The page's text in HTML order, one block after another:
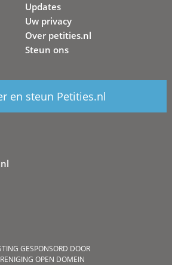
Updates
Uw privacy
Over petities.nl
Steun ons
en steun Petities.nl
GESPONSORD DOOR
OPEN DOMEIN